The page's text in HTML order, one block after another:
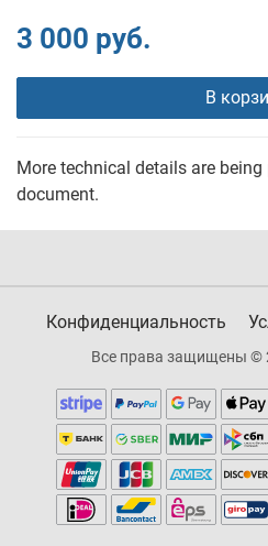
3 000 руб.
В
More technical details are
document.
Конфиденциальность
Все права защищены ©